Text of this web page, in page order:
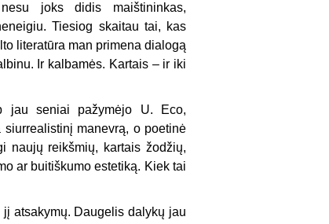
joks didis maištininkas,
Tiesiog skaitau tai, kas
literatūra man primena dialogą
Ir kalbamės. Kartais – ir iki
jau seniai pažymėjo U. Eco,
manevrą, o poetinė
naujų reikšmių, kartais žodžių,
ar buitiškumo estetiką. Kiek tai
atsakymų. Daugelis dalykų jau